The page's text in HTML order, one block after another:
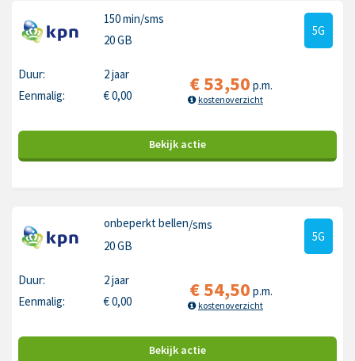
150 min/sms
20 GB
5G
Duur:
2 jaar
Eenmalig:
€0,00 €53,50 p.m.
kostenoverzicht
Bekijk actie
onbeperkt bellen/sms
20 GB
5G
Duur:
2 jaar
Eenmalig:
€0,00 €54,50 p.m.
kostenoverzicht
Bekijk actie